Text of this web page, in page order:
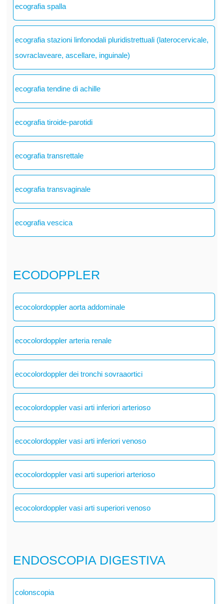
ecografia spalla
ecografia stazioni linfonodali pluridistrettuali (laterocervicale,
sovraclaveare, ascellare, inguinale)
ecografia tendine di achille
ecografia tiroide-parotidi
ecografia transrettale
ecografia transvaginale
ecografia vescica
ECODOPPLER
ecocolordoppler aorta addominale
ecocolordoppler arteria renale
ecocolordoppler dei tronchi sovraaortici
ecocolordoppler vasi arti inferiori arterioso
ecocolordoppler vasi arti inferiori venoso
ecocolordoppler vasi arti superiori arterioso
ecocolordoppler vasi arti superiori venoso
ENDOSCOPIA DIGESTIVA
colonscopia